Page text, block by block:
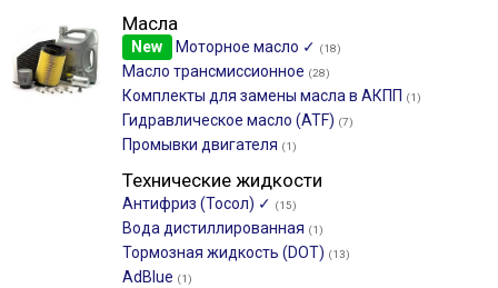
Масла
New Моторное масло ✓ (18)
Масло трансмиссионное (28)
Комплекты для замены масла в АКПП (1)
Гидравлическое масло (ATF) (7)
Промывки двигателя (1)
Технические жидкости
Антифриз (Тосол) ✓ (15)
Вода дистиллированная (1)
Тормозная жидкость (DOT) (13)
AdBlue (1)